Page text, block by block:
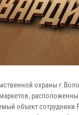
охраны
объект сотрудники